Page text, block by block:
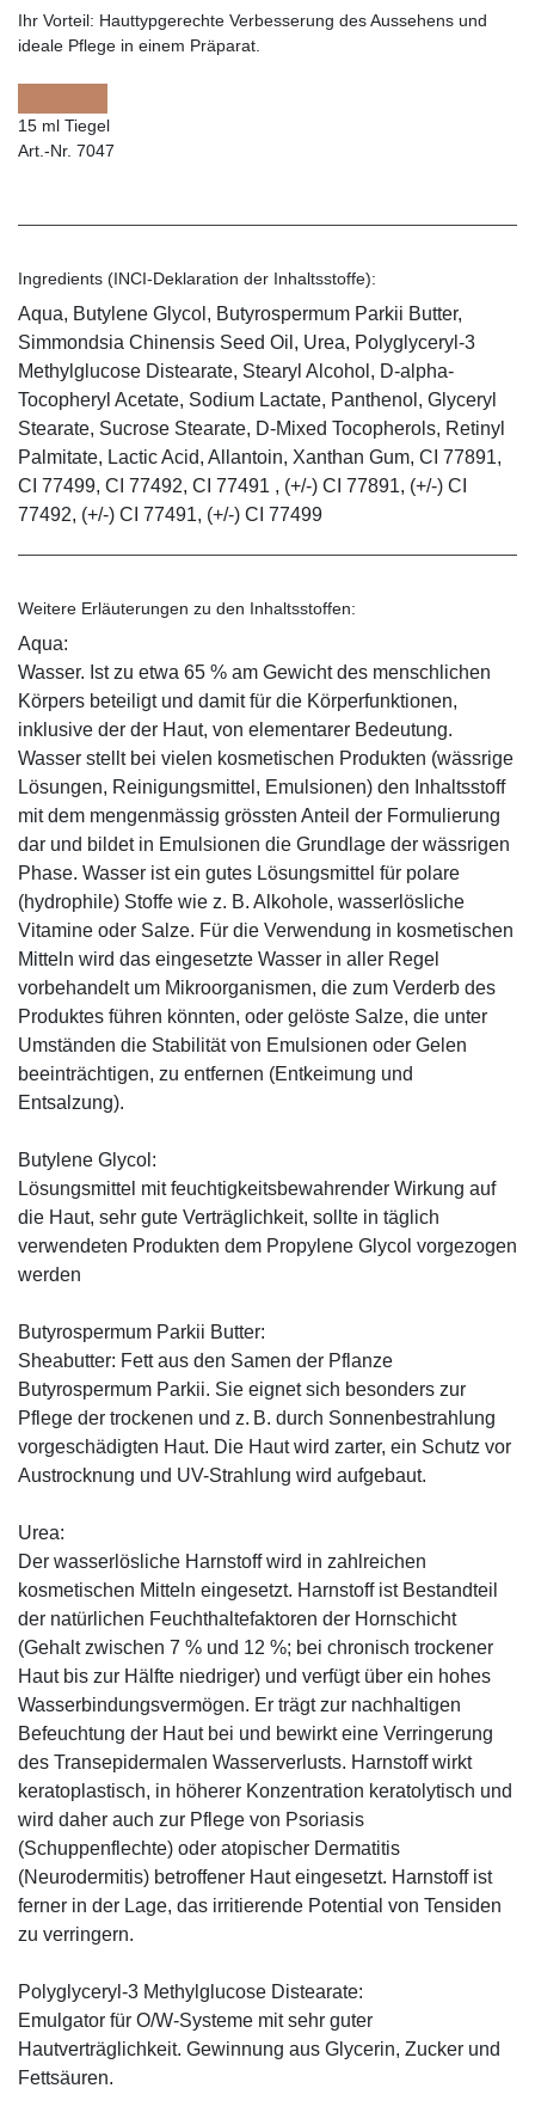
Ihr Vorteil: Hauttypgerechte Verbesserung des Aussehens und
ideale Pflege in einem Präparat.
15 ml Tiegel
Art.-Nr. 7047
Ingredients (INCI-Deklaration der Inhaltsstoffe):
Aqua, Butylene Glycol, Butyrospermum Parkii Butter,
Simmondsia Chinensis Seed Oil, Urea, Polyglyceryl-3
Methylglucose Distearate, Stearyl Alcohol, D-alpha-
Tocopheryl Acetate, Sodium Lactate, Panthenol, Glyceryl
Stearate, Sucrose Stearate, D-Mixed Tocopherols, Retinyl
Palmitate, Lactic Acid, Allantoin, Xanthan Gum, CI 77891,
CI 77499, CI 77492, CI 77491 , (+/-) CI 77891, (+/-) CI
77492, (+/-) CI 77491, (+/-) CI 77499
Weitere Erläuterungen zu den Inhaltsstoffen:
Aqua:
Wasser. Ist zu etwa 65 % am Gewicht des menschlichen
Körpers beteiligt und damit für die Körperfunktionen,
inklusive der der Haut, von elementarer Bedeutung.
Wasser stellt bei vielen kosmetischen Produkten (wässrige
Lösungen, Reinigungsmittel, Emulsionen) den Inhaltsstoff
mit dem mengenmässig grössten Anteil der Formulierung
dar und bildet in Emulsionen die Grundlage der wässrigen
Phase. Wasser ist ein gutes Lösungsmittel für polare
(hydrophile) Stoffe wie z. B. Alkohole, wasserlösliche
Vitamine oder Salze. Für die Verwendung in kosmetischen
Mitteln wird das eingesetzte Wasser in aller Regel
vorbehandelt um Mikroorganismen, die zum Verderb des
Produktes führen könnten, oder gelöste Salze, die unter
Umständen die Stabilität von Emulsionen oder Gelen
beeinträchtigen, zu entfernen (Entkeimung und
Entsalzung).
Butylene Glycol:
Lösungsmittel mit feuchtigkeitsbewahrender Wirkung auf
die Haut, sehr gute Verträglichkeit, sollte in täglich
verwendeten Produkten dem Propylene Glycol vorgezogen
werden
Butyrospermum Parkii Butter:
Sheabutter: Fett aus den Samen der Pflanze
Butyrospermum Parkii. Sie eignet sich besonders zur
Pflege der trockenen und z. B. durch Sonnenbestrahlung
vorgeschädigten Haut. Die Haut wird zarter, ein Schutz vor
Austrocknung und UV-Strahlung wird aufgebaut.
Urea:
Der wasserlösliche Harnstoff wird in zahlreichen
kosmetischen Mitteln eingesetzt. Harnstoff ist Bestandteil
der natürlichen Feuchthaltefaktoren der Hornschicht
(Gehalt zwischen 7 % und 12 %; bei chronisch trockener
Haut bis zur Hälfte niedriger) und verfügt über ein hohes
Wasserbindungsvermögen. Er trägt zur nachhaltigen
Befeuchtung der Haut bei und bewirkt eine Verringerung
des Transepidermalen Wasserverlusts. Harnstoff wirkt
keratoplastisch, in höherer Konzentration keratolytisch und
wird daher auch zur Pflege von Psoriasis
(Schuppenflechte) oder atopischer Dermatitis
(Neurodermitis) betroffener Haut eingesetzt. Harnstoff ist
ferner in der Lage, das irritierende Potential von Tensiden
zu verringern.
Polyglyceryl-3 Methylglucose Distearate:
Emulgator für O/W-Systeme mit sehr guter
Hautverträglichkeit. Gewinnung aus Glycerin, Zucker und
Fettsäuren.